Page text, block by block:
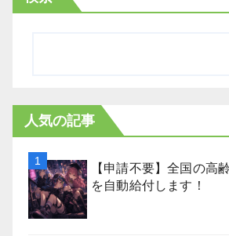
人気の記事
【申請不要】全国の高
を自動給付します！